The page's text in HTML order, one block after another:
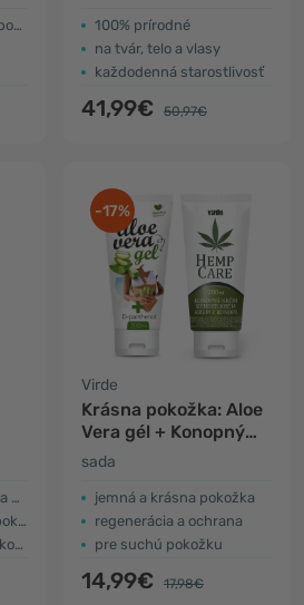
100% prírodné
na tvár, telo a vlasy
každodenná starostlivosť
41,99€ 50,97€
-17%
Virde
Krásna pokožka: Aloe
Vera gél + Konopný
krém
sada
jemná a krásna pokožka
regenerácia a ochrana
pre suchú pokožku
14,99€ 17,98€